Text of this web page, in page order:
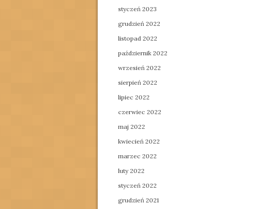
styczeń 2023
grudzień 2022
listopad 2022
październik 2022
wrzesień 2022
sierpień 2022
lipiec 2022
czerwiec 2022
maj 2022
kwiecień 2022
marzec 2022
luty 2022
styczeń 2022
grudzień 2021